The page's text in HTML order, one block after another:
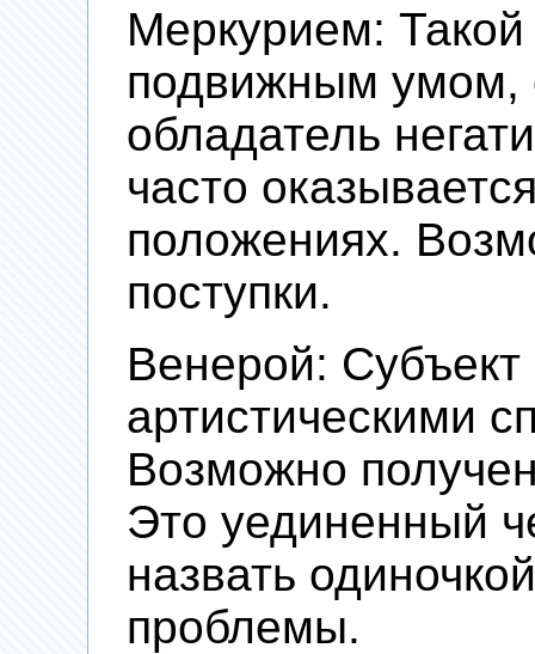
Меркурием:
подвижным умом,
обладатель
часто
положениях.
поступки.
Венерой: Субъект
артистическими
Возможно
Это уединенный
назвать
проблемы.